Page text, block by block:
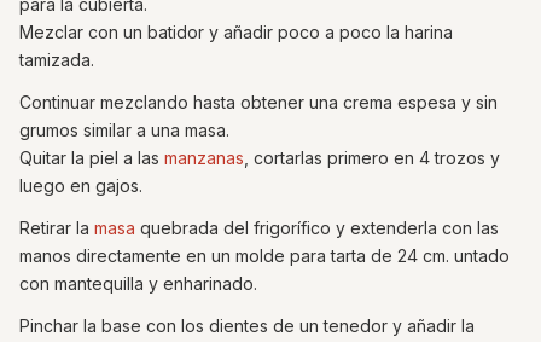
para la cubierta.
Mezclar con un batidor y añadir poco a poco la harina
tamizada.
Continuar mezclando hasta obtener una crema espesa y sin
grumos similar a una masa.
Quitar la piel a las manzanas , cortarlas primero en 4 trozos y
luego en gajos.
Retirar la masa quebrada del frigorífico y extenderla con las
manos directamente en un molde para tarta de 24 cm. untado
con mantequilla y enharinado.
Pinchar la base con los dientes de un tenedor y añadir la